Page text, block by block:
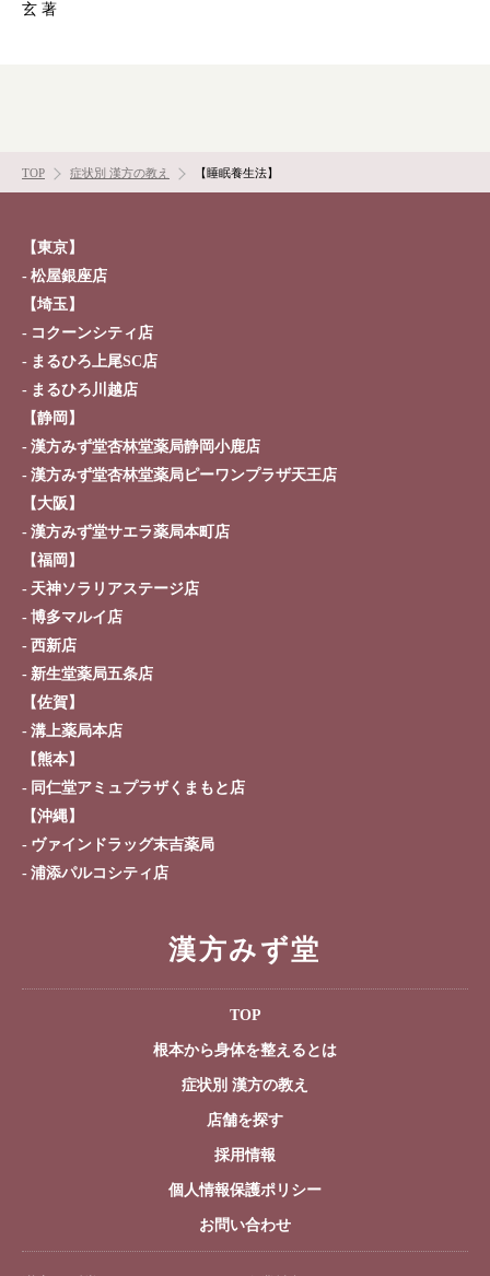
玄 著
TOP 症状別 漢方の教え 【睡眠養生法】
【東京】
松屋銀座店
【埼玉】
コクーンシティ店
まるひろ上尾SC店
まるひろ川越店
【静岡】
漢方みず堂杏林堂薬局静岡小鹿店
漢方みず堂杏林堂薬局ピーワンプラザ天王店
【大阪】
漢方みず堂サエラ薬局本町店
【福岡】
天神ソラリアステージ店
博多マルイ店
西新店
新生堂薬局五条店
【佐賀】
溝上薬局本店
【熊本】
同仁堂アミュプラザくまもと店
【沖縄】
ヴァインドラッグ末吉薬局
浦添パルコシティ店
漢方みず堂
TOP
根本から身体を整えるとは
症状別 漢方の教え
店舗を探す
採用情報
個人情報保護ポリシー
お問い合わせ